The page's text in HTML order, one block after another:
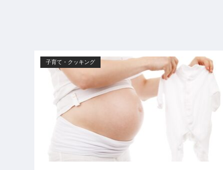
子育て・クッキング